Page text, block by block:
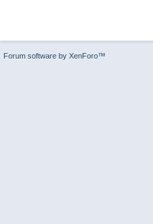
Forum software by XenForo™